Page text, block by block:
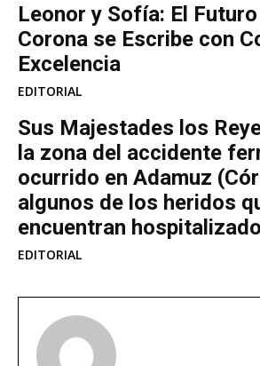
Leonor y Sofía: El
Corona se Escribe con
Excelencia
EDITORIAL
Sus Majestades los
la zona del accidente
ocurrido en Adamuz
algunos de los heridos
encuentran
EDITORIAL